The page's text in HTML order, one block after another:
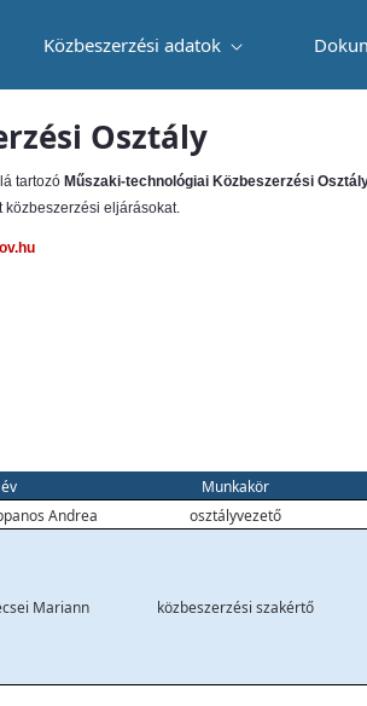
Közbeszerzési adatok
Osztály
tartozó Műszaki-technológiai Közbeszerzési
közbeszerzési eljárásokat.
Munkakör
Andrea
osztályvezető
Mariann közbeszerzési szakértő